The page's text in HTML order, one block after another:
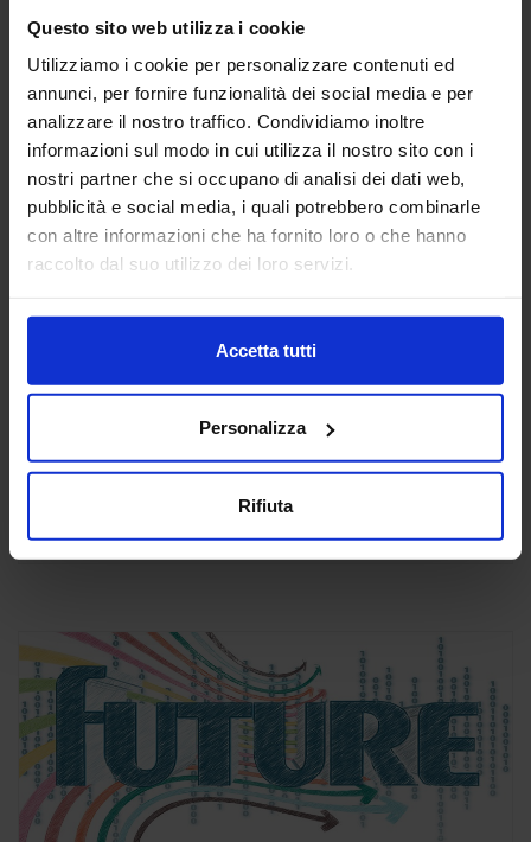
Questo sito web utilizza i cookie
Utilizziamo i cookie per personalizzare contenuti ed
annunci, per fornire funzionalità dei social media e per
analizzare il nostro traffico. Condividiamo inoltre
informazioni sul modo in cui utilizza il nostro sito con i
nostri partner che si occupano di analisi dei dati web,
pubblicità e social media, i quali potrebbero combinarle
con altre informazioni che ha fornito loro o che hanno
raccolto dal suo utilizzo dei loro servizi.
Accetta tutti
Personalizza
Rifiuta
News
Con Anafyo il punto sullo sviluppo del
Bim in Italia. A Saie Bari presenterà i
risultati del primo progetto sviluppato
da un ente pubblico di gestione
mobiliare e immobiliare con
metodologia Bim
Edoardo Accettulli, direttore generale Anafyo, ha fatto
italiane. Da qui al 2025, inevitabilmente le competenze
delle PA in merito al Bim dovranno
Leggi tutto »